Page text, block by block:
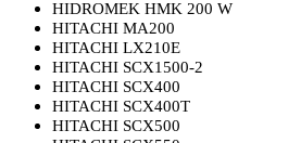
HIDROMEK HMK 200 W
HITACHI MA200
HITACHI LX210E
HITACHI SCX1500-2
HITACHI SCX400
HITACHI SCX400T
HITACHI SCX500